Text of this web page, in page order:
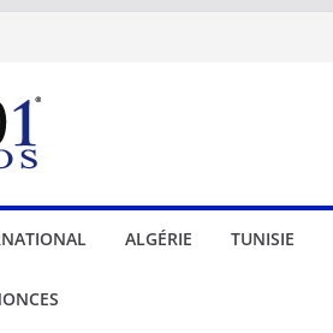
ALGÉRIE TUNISIE